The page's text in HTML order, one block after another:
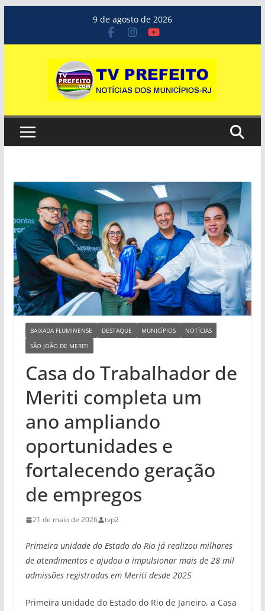
o
9 de agosto de 2026
BAIXADA FLUMINENSE DESTAQUE MUNICÍPIOS
NOTÍCIAS
SÃO JOÃO DE MERITI
Casa do Trabalhador de
Meriti completa um
ano ampliando
oportunidades e
fortalecendo geração
de empregos
21 de maio de 2026 tvp2
Primeira unidade do Estado do Rio já realizou milhares
de atendimentos e ajudou a impulsionar mais de 28 mil
admissões registradas em Meriti desde 2025
Primeira unidade do Estado do Rio de Janeiro, a Casa